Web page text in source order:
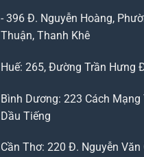
- 396 Đ. Nguyễn Hoàng,
Thuận, Thanh Khê
Huế: 265, Đường Trần Hưng
Bình Dương: 223 Cách Mạng
Dầu Tiếng
Cần Thơ: 220 Đ. Nguyễn Văn